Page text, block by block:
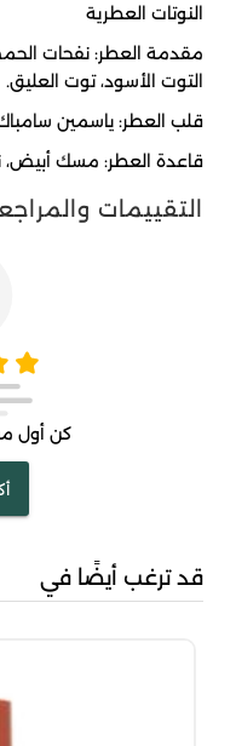
النوتات العطرية
مقدمة العطر: نفحات
التوت الأسود، توت العليق.
قلب العطر: ياسمين
قاعدة العطر: مسك أبيض،
التقييمات
كن أول
قد ترغب أيضًا في